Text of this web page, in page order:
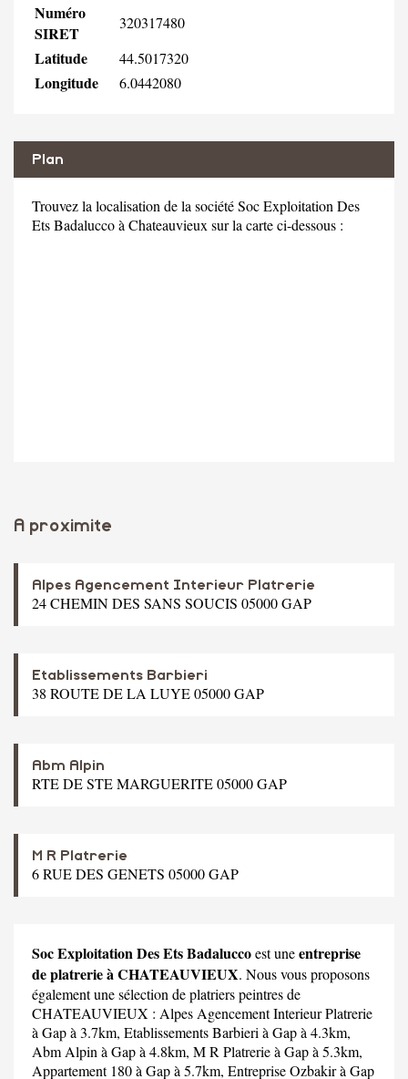
Numéro
SIRET
320317480
Latitude 44.5017320
Longitude 6.0442080
Plan
Trouvez la localisation de la société Soc Exploitation Des
Ets Badalucco à Chateauvieux sur la carte ci-dessous :
A proximite
Alpes Agencement Interieur Platrerie
24 CHEMIN DES SANS SOUCIS 05000 GAP
Etablissements Barbieri
38 ROUTE DE LA LUYE 05000 GAP
Abm Alpin
RTE DE STE MARGUERITE 05000 GAP
M R Platrerie
6 RUE DES GENETS 05000 GAP
Soc Exploitation Des Ets Badaluccoest uneentreprise
de platrerie à CHATEAUVIEUX. Nous vous proposons
également une sélection de platriers peintres de
CHATEAUVIEUX : Alpes Agencement Interieur Platrerie
à Gap à 3.7km, Etablissements Barbieri à Gap à 4.3km,
Abm Alpin à Gap à 4.8km, M R Platrerieà Gap à 5.3km,
Appartement 180à Gap à 5.7km, Entreprise Ozbakirà Gap